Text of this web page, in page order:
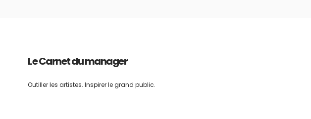
Le Carnet du manager
Outiller les artistes. Inspirer le grand public.